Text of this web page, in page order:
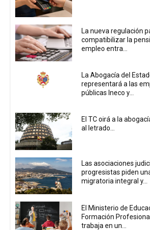
La nueva regulación
compatibilizar la
empleo entra...
La Abogacía del
representará a las
públicas Ineco y...
El TC oirá a la
al letrado...
Las asociaciones
progresistas piden
migratoria integral y...
El Ministerio de
Formación
trabaja en un...